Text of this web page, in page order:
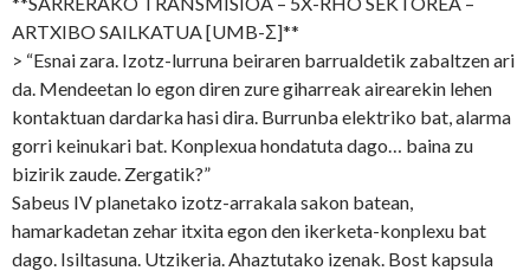
ARTXIBO SAILKATUA [UMB-Σ]**
> “Esnai zara. Izotz-lurruna beiraren barrualdetik zabaltzen ari
da. Mendeetan lo egon diren zure giharreak airearekin lehen
kontaktuan dardarka hasi dira. Burrunba elektriko bat, alarma
gorri keinukari bat. Konplexua hondatuta dago… baina zu
bizirik zaude. Zergatik?”
Sabeus IV planetako izotz-arrakala sakon batean,
hamarkadetan zehar itxita egon den ikerketa-konplexu bat
dago. Isiltasuna. Utzikeria. Ahaztutako izenak. Bost kapsula